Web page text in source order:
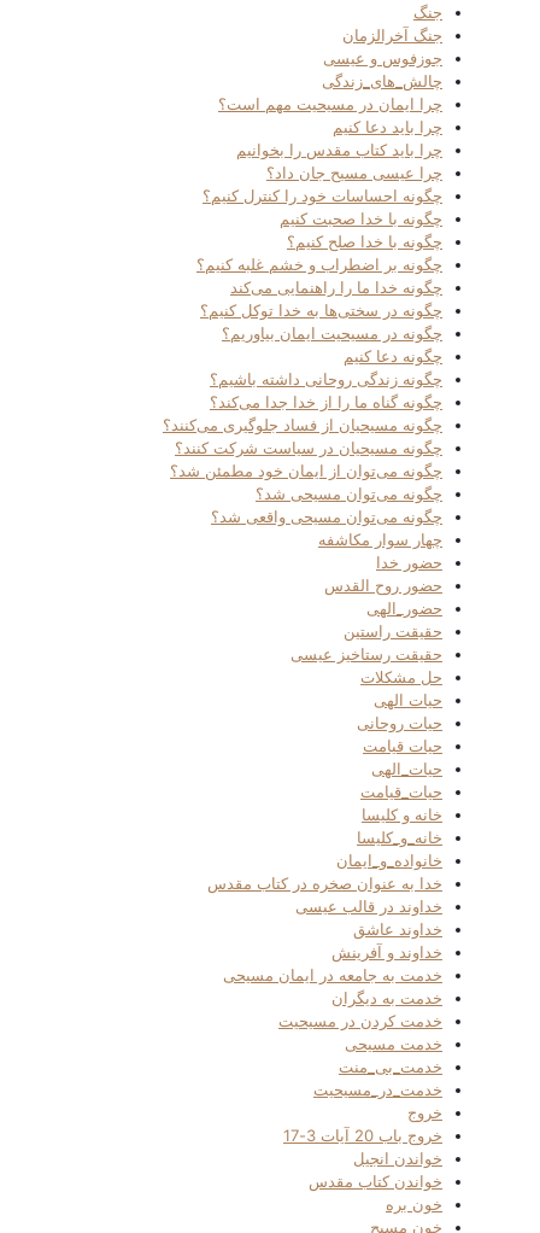
جنگ
جنگ آخرالزمان
جوزفوس و عیسی
چالش_های_زندگی
چرا ایمان در مسیحیت مهم است؟
چرا باید دعا کنیم
چرا باید کتاب مقدس را بخوانیم
چرا عیسی مسیح جان داد؟
چگونه احساسات خود را کنترل کنیم؟
چگونه با خدا صحبت کنیم
چگونه با خدا صلح کنیم؟
چگونه بر اضطراب و خشم غلبه کنیم؟
چگونه خدا ما را راهنمایی می‌کند
چگونه در سختی‌ها به خدا توکل کنیم؟
چگونه در مسیحیت ایمان بیاوریم؟
چگونه دعا کنیم
چگونه زندگی روحانی داشته باشیم؟
چگونه گناه ما را از خدا جدا می‌کند؟
چگونه مسیحیان از فساد جلوگیری می‌کنند؟
چگونه مسیحیان در سیاست شرکت کنند؟
چگونه می‌توان از ایمان خود مطمئن شد؟
چگونه می‌توان مسیحی شد؟
چگونه می‌توان مسیحی واقعی شد؟
چهار سوار مکاشفه
حضور خدا
حضور روح القدس
حضور_الهی
حقیقت راستین
حقیقت رستاخیز عیسی
حل مشکلات
حیات الهی
حیات روحانی
حیات قیامت
حیات_الهی
حیات_قیامت
خانه و کلیسا
خانه_و_کلیسا
خانواده_و_ایمان
خدا به عنوان صخره در کتاب مقدس
خداوند در قالب عیسی
خداوند عاشق
خداوند و آفرینش
خدمت به جامعه در ایمان مسیحی
خدمت به دیگران
خدمت کردن در مسیحیت
خدمت مسیحی
خدمت_بی_منت
خدمت_در_مسیحیت
خروج
خروج باب 20 آیات 3-17
خواندن انجیل
خواندن کتاب مقدس
خون بره
خون مسیح